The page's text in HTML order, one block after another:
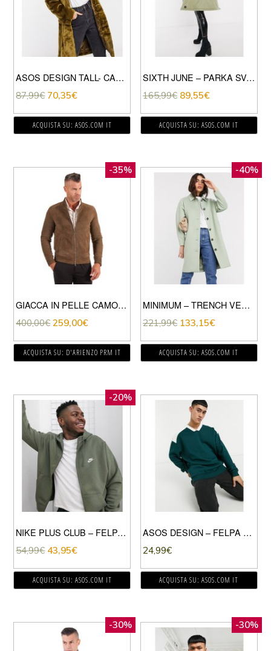
ASOS DESIGN TALL- CAPPOTTO LONGUETTE IN PELLICCIA SINTETICA CON CAPPUCCIO OLIVA-VERDE
87,99€ 70,35€
ACQUISTA SU: ASOS.COM IT
SIXTH JUNE – PARKA SVASATO OVERSIZE CON CAPPUCCIO IN ECOPELLICCIA-VERDE
165,99€ 89,55€
ACQUISTA SU: ASOS.COM IT
-35%
GIACCA IN PELLE CAMOSCIO COLOR VERDE CON CERNIERA
400,00€ 259,00€
ACQUISTA SU: D'ARIENZO PRM IT
-40%
MINIMUM – TRENCH VERDE SALVIA
221,99€ 133,15€
ACQUISTA SU: ASOS.COM IT
-20%
NIKE PLUS CLUB – FELPA CON CAPPUCCIO E ZIP KAKI-VERDE
54,99€ 43,95€
ACQUISTA SU: ASOS.COM IT
ASOS DESIGN – FELPA OVERSIZE CON SCOLLO A V VERDE
24,99€
ACQUISTA SU: ASOS.COM IT
-30% -30%